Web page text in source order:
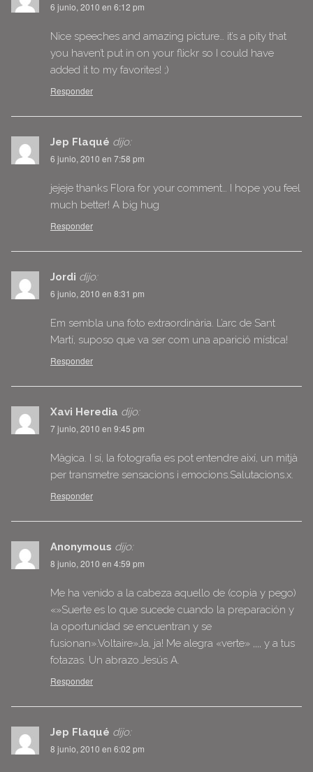
6 junio, 2010 en 6:12 pm
Nice speeches and amazing picture… it’s a pity that
you haven’t put in on your flickr so I could have
added it to my favorites! ;)
Responder
Jep Flaqué dijo:
6 junio, 2010 en 7:58 pm
jejeje thanks Flora for your comment… I hope you feel
much better! A big hug
Responder
Jordi dijo:
6 junio, 2010 en 8:31 pm
Em sembla una foto extraordinària. L’arc de Sant
Martí, suposo que va ser com una aparició mística!
Responder
Xavi Heredia dijo:
7 junio, 2010 en 9:45 pm
Màgica. I sí, la fotografia es pot entendre així, un mitjà
per transmetre sensacions i emocions.Salutacions.x.
Responder
Anonymous dijo:
8 junio, 2010 en 4:59 pm
Me ha venido a la cabeza aquello de (copia y pego)
«»Suerte es lo que sucede cuando la preparación y
la oportunidad se encuentran y se
fusionan».Voltaire»Ja, ja! Me alegra «verte» ,,,, y a tus
fotazas. Un abrazo.Jesús A.
Responder
Jep Flaqué dijo:
8 junio, 2010 en 6:02 pm